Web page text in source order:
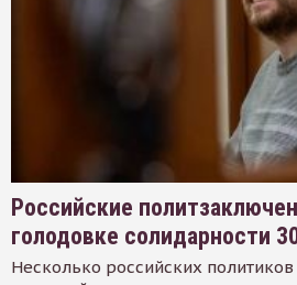
Российские
голодовке солидарности
Несколько российских